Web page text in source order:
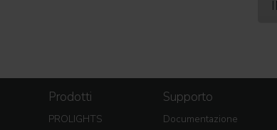
Prodotti
PROLIGHTS
Supporto
Documentazione